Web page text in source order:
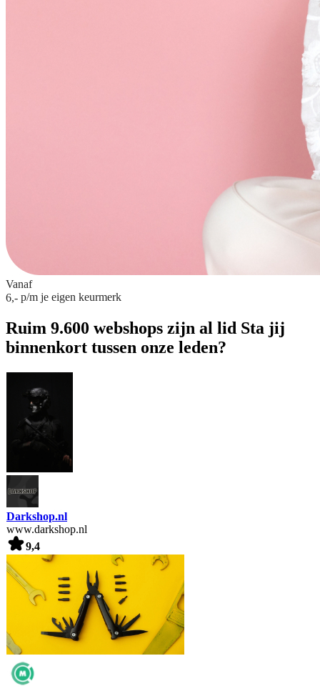
Vanaf
6,- p/m je eigen keurmerk
Ruim 9.600 webshops zijn al lid Sta jij
binnenkort tussen onze leden?
Darkshop.nl
www.darkshop.nl
9,4